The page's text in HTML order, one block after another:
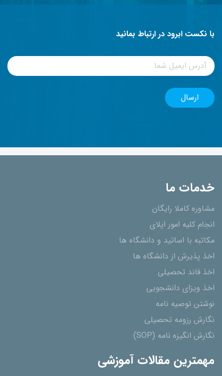
با نکست ابرود در ارتباط بمانید
خدمات ما
مشاوره کاملا رایگان
انجام کلیه امور اپلای
مکاتبه با اساتید و دانشگاه ها
اخذ پذیرش از دانشگاه ھا
اخذ فاند تحصیلی
اخذ ویزای دانشجویی
نوشتن توصیه نامه
نگارش رزومه تحصیلی
نگارش انگیزه نامه (SOP)
مهمترین مقالات آموزشی